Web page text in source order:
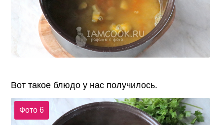
Вот такое блюдо у нас получилось.
Фото 6